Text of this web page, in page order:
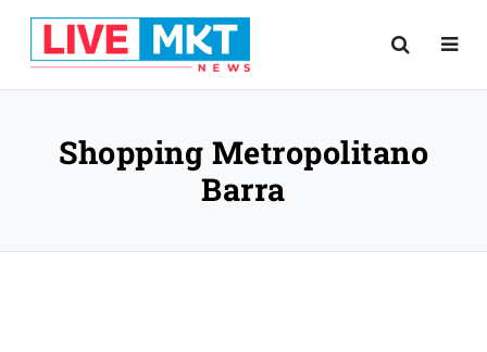
Shopping Metropolitano
Barra